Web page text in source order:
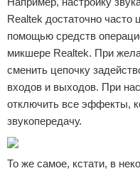
Realtek достаточно часто
помощью средств
микшере Realtek. При
сменить цепочку
входов и выходов. При
отключить все эффекты,
звукопередачу.
То же самое, кстати, в